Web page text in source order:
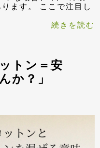
ます。 ここで注目し
続きを読む
トン＝安
か？」